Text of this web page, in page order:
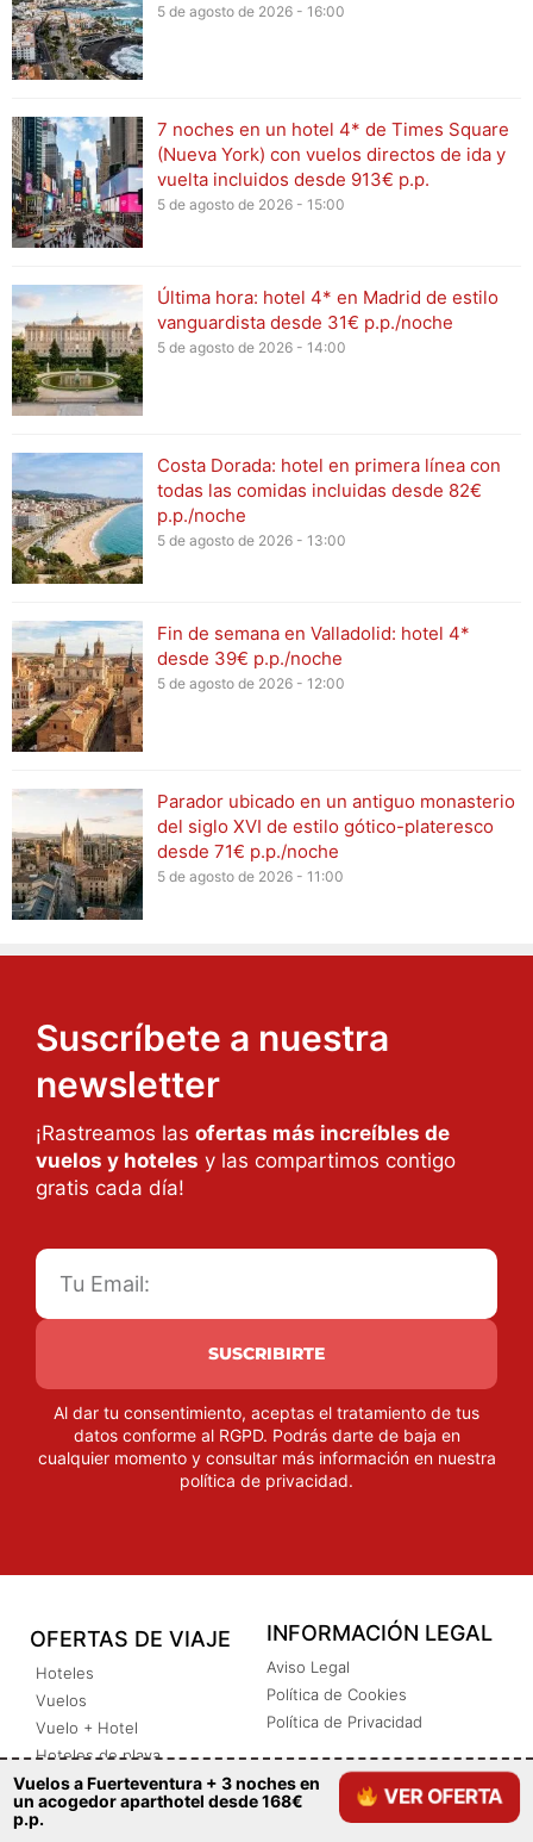
Vuelos a Fuerteventura + 3 noches en
un acogedor aparthotel desde 168€
p.p.
VER OFERTA
5 de agosto de 2026 - 16:00
7 noches en un hotel 4* de Times Square
(Nueva York) con vuelos directos de ida y
vuelta incluidos desde 913€ p.p.
5 de agosto de 2026 - 15:00
Última hora: hotel 4* en Madrid de estilo
vanguardista desde 31€ p.p./noche
5 de agosto de 2026 - 14:00
Costa Dorada: hotel en primera línea con
todas las comidas incluidas desde 82€
p.p./noche
5 de agosto de 2026 - 13:00
Fin de semana en Valladolid: hotel 4*
desde 39€ p.p./noche
5 de agosto de 2026 - 12:00
Parador ubicado en un antiguo monasterio
del siglo XVI de estilo gótico-plateresco
desde 71€ p.p./noche
5 de agosto de 2026 - 11:00
Suscríbete a nuestra
newsletter
¡Rastreamos las ofertas más increíbles de
vuelos y hoteles y las compartimos contigo
gratis cada día!
SUSCRIBIRTE
Al dar tu consentimiento, aceptas el tratamiento de tus
datos conforme al RGPD. Podrás darte de baja en
cualquier momento y consultar más información en nuestra
política de privacidad.
OFERTAS DE VIAJE
Hoteles
Vuelos
Vuelo + Hotel
Hoteles de playa
Hoteles de lujo 5*
Todo Incluido
INFORMACIÓN LEGAL
Aviso Legal
Política de Cookies
Política de Privacidad